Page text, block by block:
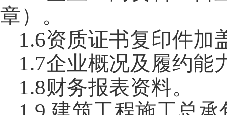
章）。
1.6资质证书复印件加
1.7企业概况及履约能
1.8财务报表资料。